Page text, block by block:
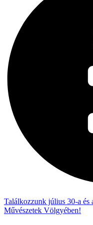
Találkozzunk július 30-a és
Művészetek Völgyében!